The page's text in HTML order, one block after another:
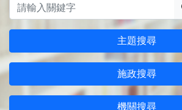
主題搜尋
施政搜尋
機關搜尋